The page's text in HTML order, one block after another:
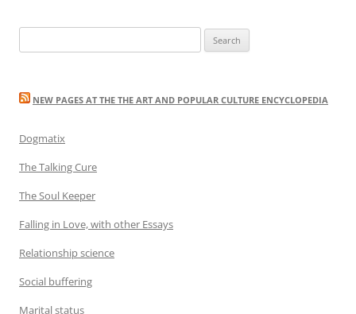
for:
NEW PAGES AT THE THE ART AND POPULAR CULTURE ENCYCLOPEDIA
Dogmatix
The Talking Cure
The Soul Keeper
Falling in Love, with other Essays
Relationship science
Social buffering
Marital status